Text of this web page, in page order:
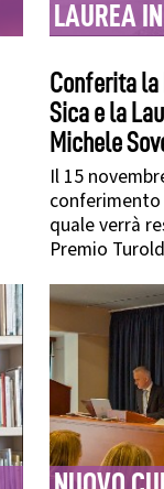
LAUREA
Conferita la
Sica e la
Michele
Il 15
quale verrà
Premio